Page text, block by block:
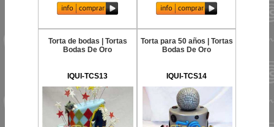
Torta de bodas | Tortas
Bodas De Oro
IQUI-TCS13
Torta para 50 años | Tortas
Bodas De Oro
IQUI-TCS14